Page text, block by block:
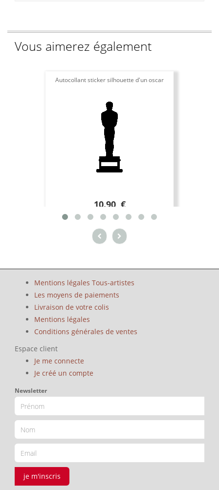
Vous aimerez également
Autocollant sticker silhouette d'un oscar
10.90 €
Mentions légales Tous-artistes
Les moyens de paiements
Livraison de votre colis
Mentions légales
Conditions générales de ventes
Espace client
Je me connecte
Je créé un compte
Newsletter
je m'inscris